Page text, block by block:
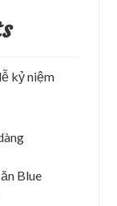
kỷ niệm
Blue